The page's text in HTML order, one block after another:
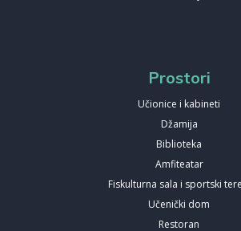
Prostori
Učionice i kabineti
Džamija
Biblioteka
Amfiteatar
Fiskulturna sala i sportski
Učenički dom
Restoran